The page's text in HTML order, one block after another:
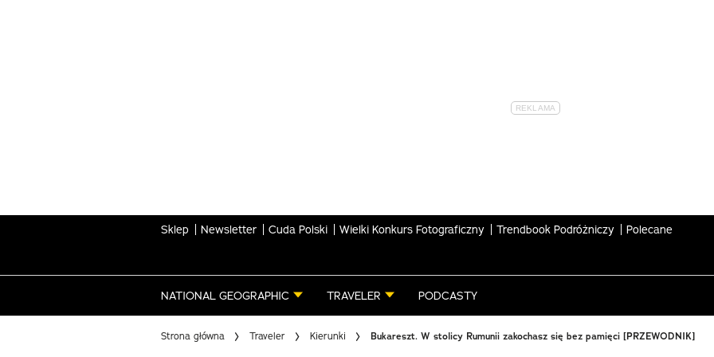
Sklep Newsletter Cuda Polski Wielki Konkurs Fotograficzny Trendbook Podróżniczy Polecane
NATIONAL GEOGRAPHIC TRAVELER PODCASTY
Strona główna Traveler Kierunki Bukareszt. W stolicy Rumunii zakochasz się bez pamięci [PRZEWODNIK]